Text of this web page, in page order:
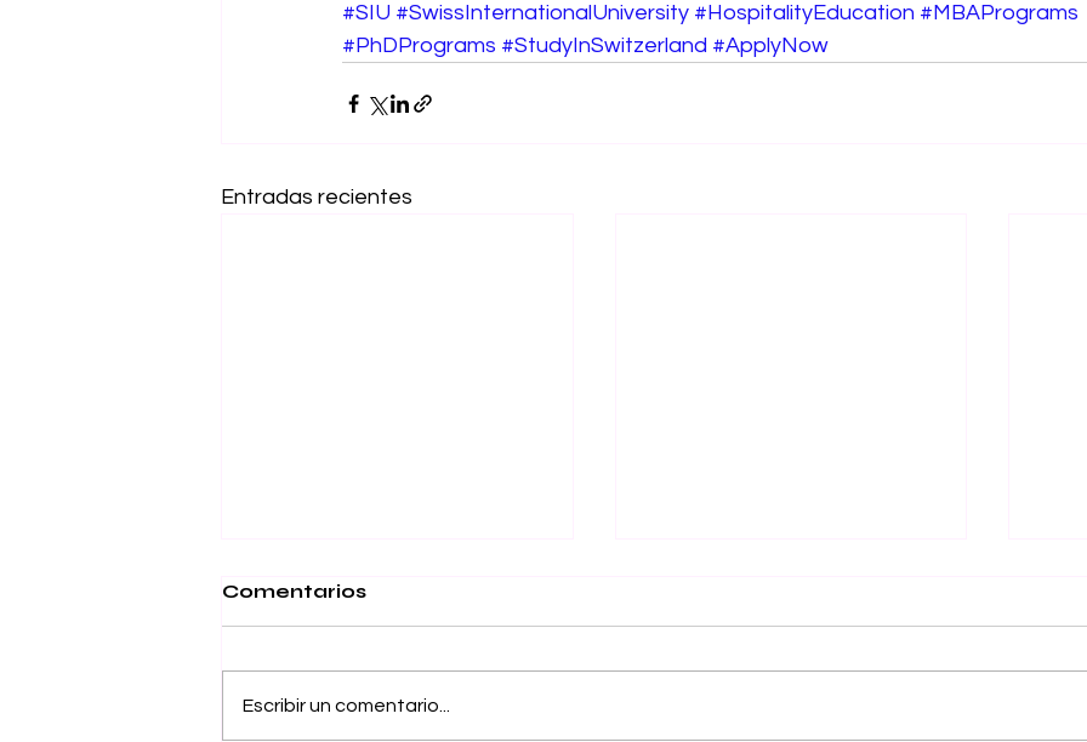
#SIU #SwissInternationalUniversity #HospitalityEducation #MBAPrograms
#PhDPrograms #StudyInSwitzerland #ApplyNow
Entradas recientes
Comentarios
Escribir un comentario...